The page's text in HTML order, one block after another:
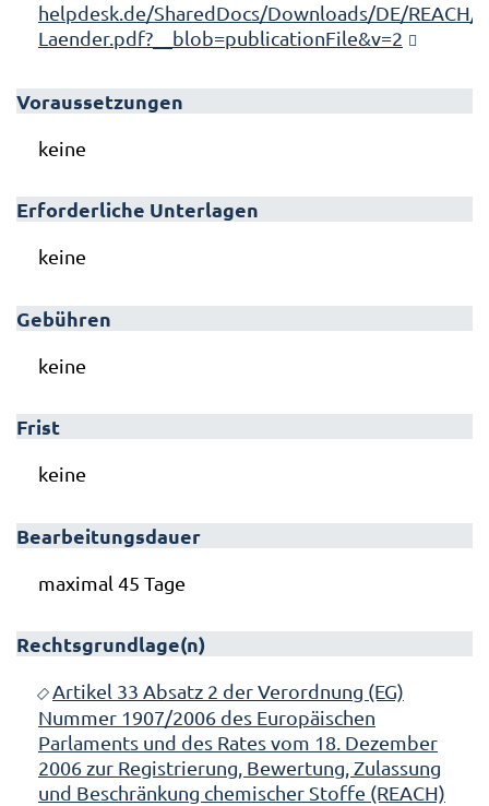
helpdesk.de/SharedDocs/Downloads/DE/
Laender.pdf?__blob=publicationFile&v=2
Voraussetzungen
keine
Erforderliche Unterlagen
keine
Gebühren
keine
Frist
keine
Bearbeitungsdauer
maximal 45 Tage
Rechtsgrundlage(n)
Artikel 33 Absatz 2 der Verordnung (EG)
Nummer 1907/2006 des Europäischen
Parlaments und des Rates vom 18. Dezember
2006 zur Registrierung, Bewertung, Zulassung
und Beschränkung chemischer Stoffe (REACH)